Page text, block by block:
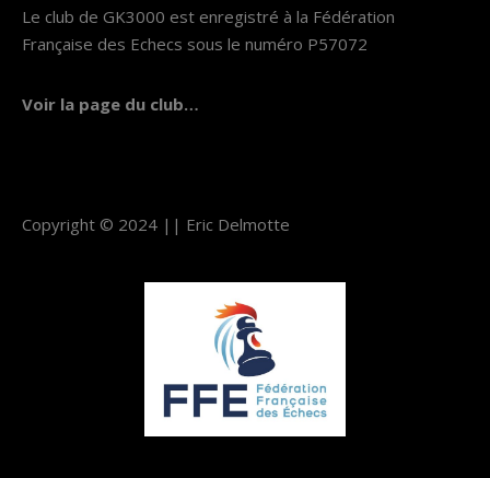
Le club de GK3000 est enregistré à la Fédération
Française des Echecs sous le numéro P57072
Voir la page du club…
Copyright © 2024 || Eric Delmotte